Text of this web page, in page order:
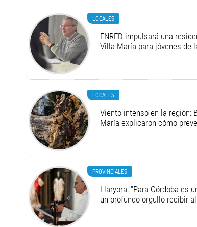
LOCALES
ENRED impulsará una
Villa María para jóvenes de
LOCALES
Viento intenso en la región:
María explicaron cómo
PROVINCIALES
Llaryora: "Para Córdoba es
un profundo orgullo recibir